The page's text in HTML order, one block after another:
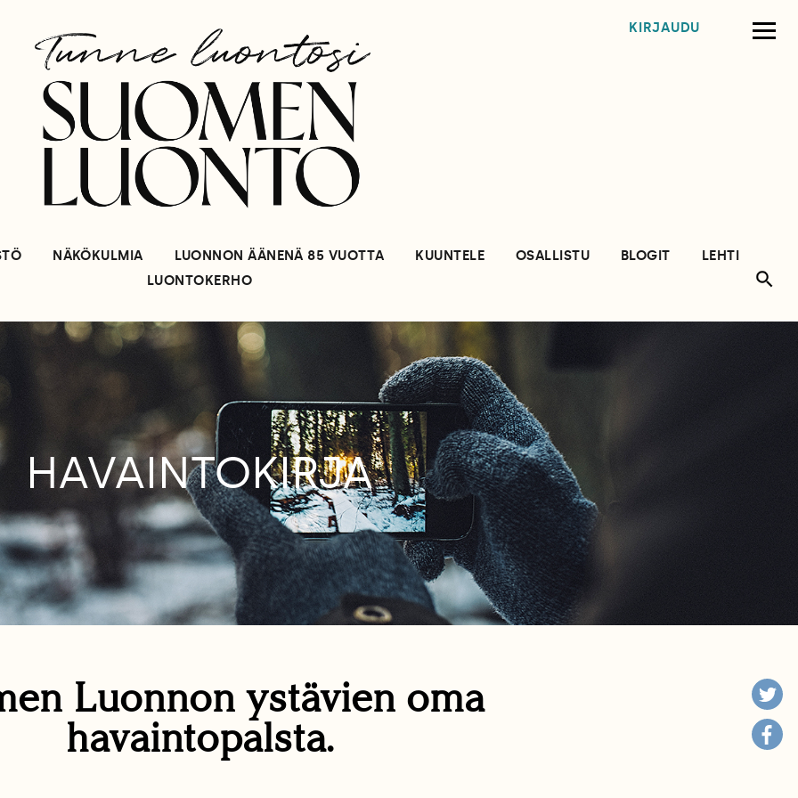
KIRJAUDU
NÄKÖKULMIA LUONNON ÄÄNENÄ 85 VUOTTA KUUNTELE OSALLISTU BLOGIT
LEHTI
LUONTOKERHO
HAVAINTOKIRJA
Luonnon ystävien oma
havaintopalsta.